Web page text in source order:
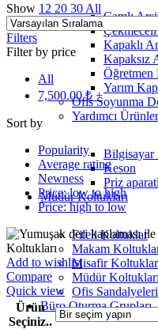
Camlı
Kapaklı
Kapaksız
Öğretmen
Yarım
Ofis Soyunma
Yardımcı Ürünler
Bilgisayar
Keson
Priz
Müdür Koltukları
Fileli Koltuklar
Makam
Misafir
Müdür Koltukları
Ofis Sandalyeleri
Büro Oturma Grupları
Show 12 20 30 All
Filters
Filter by price
All
7,500.00₺ +
Sort by
Popularity
Average rating
Newness
Price: low to high
Price: high to low
Add to wishlist
Compare
Quick view
Ürün
Seçiniz..